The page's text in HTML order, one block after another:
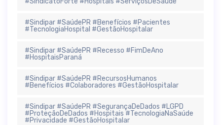
#Sindipar #SaúdePR #Benefícios #Pacientes
#TecnologiaHospital #GestãoHospitalar
#Sindipar #SaúdePR #Recesso #FimDeAno
#HospitaisParaná
#Sindipar #SaúdePR #RecursosHumanos
#Benefícios #Colaboradores #GestãoHospitalar
#Sindipar #SaúdePR #SegurançaDeDados #LGPD
#ProteçãoDeDados #Hospitais #TecnologiaNaSaúde
#Privacidade #GestãoHospitalar